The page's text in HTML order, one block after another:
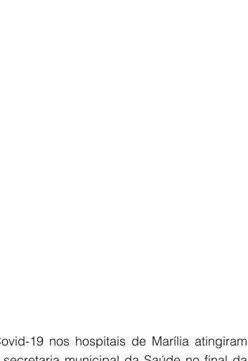
19 nos hospitais de Marília atingiram